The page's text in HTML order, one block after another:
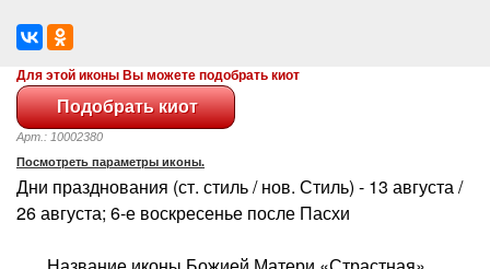
Для этой иконы Вы можете подобрать киот
Арт.: 10002380
Посмотреть параметры иконы.
Дни празднования (ст. стиль / нов. Стиль) - 13 августа /
26 августа; 6-е воскресенье после Пасхи